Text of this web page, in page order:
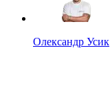
Олександр Усик